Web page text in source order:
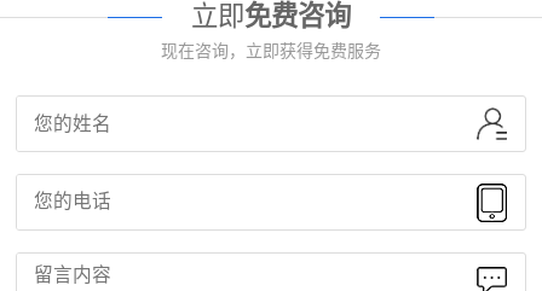
立即免费咨询
现在咨询，立即获得免费服务